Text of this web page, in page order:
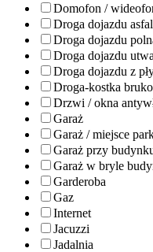
Domofon /
Droga dojazdu
Droga dojazdu
Droga dojazdu
Droga dojazdu z
Droga-kostka
Drzwi / okna
Garaż
Garaż / miejsce
Garaż przy
Garaż w bryle
Garderoba
Gaz
Internet
Jacuzzi
Jadalnia